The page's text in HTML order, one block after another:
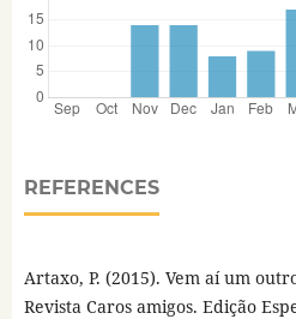
REFERENCES
Artaxo, P. (2015). Vem aí um
Revista Caros amigos. Edição